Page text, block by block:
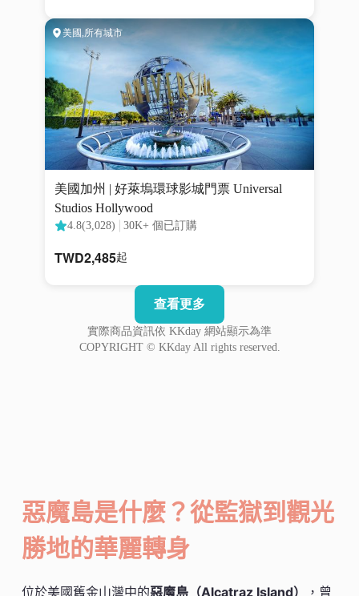
惡魔島是什麼？從監獄到觀光
勝地的華麗轉身
位於美國舊金山灣中的惡魔島（Alcatraz Island） ，曾